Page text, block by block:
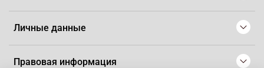
Личные данные
Правовая информация